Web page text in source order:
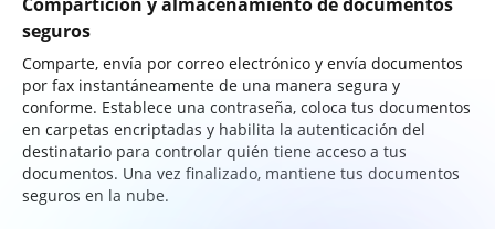
seguros
Comparte, envía por correo electrónico y envía documentos
por fax instantáneamente de una manera segura y
conforme. Establece una contraseña, coloca tus documentos
en carpetas encriptadas y habilita la autenticación del
destinatario para controlar quién tiene acceso a tus
documentos. Una vez finalizado, mantiene tus documentos
seguros en la nube.